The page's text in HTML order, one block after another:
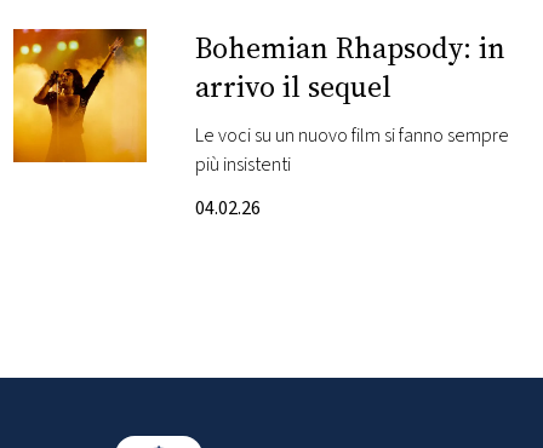
CONCORSI
EVENTI
VIDEO
Bohemian Rhapsody: in
arrivo il sequel
Le voci su un nuovo film si fanno sempre
più insistenti
04.02.26